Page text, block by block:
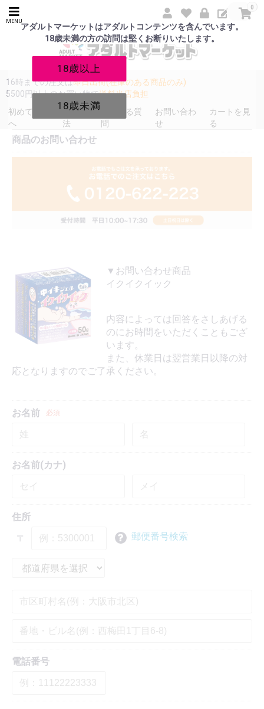
アダルトマーケットはアダルトコンテンツを含んでいます。
18歳未満の方の訪問は堅くお断りいたします。
18歳以上
18歳未満
MENU
0
16時までの注文は即日出荷(在庫のある商品のみ)
5500円以上のお買い物で送料当店負担
初めての方
へ
発送方
法
よくある質
問
お問い合わ
せ
カートを見
る
商品のお問い合わせ
▼お問い合わせ商品
イクイクイック
内容によっては回答をさしあげる
のにお時間をいただくこともござ
います。
また、休業日は翌営業日以降の対
応となりますのでご了承ください。
お名前 必須
お名前(カナ)
住所
〒
郵便番号検索
電話番号